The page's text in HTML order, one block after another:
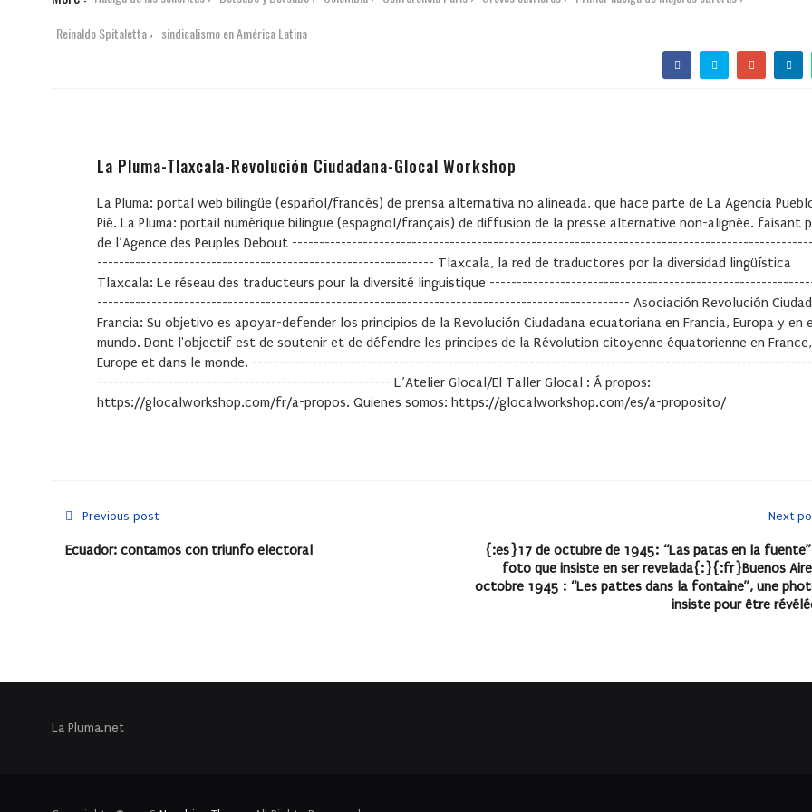
Reinaldo Spitaletta , sindicalismo en América Latina
La Pluma-Tlaxcala-Revolución Ciudadana-Glocal Workshop
La Pluma: portal web bilingüe (español/francés) de prensa alternativa no alineada, que hace parte de La Agencia
Pié. La Pluma: portail numérique bilingue (espagnol/français) de diffusion de la presse alternative non-alignée. faisant
de l’Agence des Peuples Debout
-------------------------------------------------------------- Tlaxcala, la red de traductores por la diversidad lingüística
Tlaxcala: Le réseau des traducteurs pour la diversité linguistique
-------------------------------------------------------------------------------------------------- Asociación Revolución
Francia: Su objetivo es apoyar-defender los principios de la Revolución Ciudadana ecuatoriana en Francia, Europa y en
mundo. Dont l'objectif est de soutenir et de défendre les principes de la Révolution citoyenne équatorienne en
Europe et dans le monde.
------------------------------------------------------ L’Atelier Glocal/El Taller Glocal : Á propos:
https://glocalworkshop.com/fr/a-propos. Quienes somos: https://glocalworkshop.com/es/a-proposito/
Previous post
Ecuador: contamos con triunfo electoral
Next
{:es}17 de octubre de 1945: “Las patas en la
foto que insiste en ser revelada{:}{:fr}Buenos
octobre 1945 : “Les pattes dans la fontaine”, une
insiste pour être
La Pluma.net